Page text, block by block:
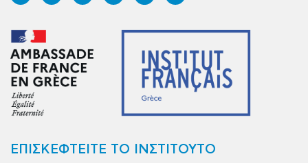
ΕΠΙΣΚΕΦΤΕΙΤΕ ΤΟ ΙΝΣΤΙΤΟΥΤΟ